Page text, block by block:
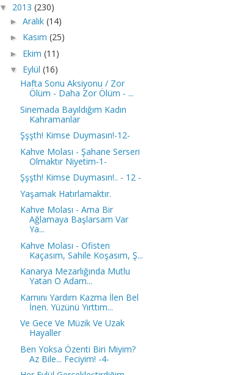
▼ 2013 (230)
► Aralık (14)
► Kasım (25)
► Ekim (11)
▼ Eylül (16)
Hafta Sonu Aksiyonu / Zor
Ölüm - Daha Zor Ölüm - ...
Sinemada Bayıldığım Kadın
Kahramanlar
Şşşth! Kimse Duymasın!-12-
Kahve Molası - Şahane Serseri
Olmaktır Niyetim-1-
Şşşth! Kimse Duymasın!.. - 12 -
Yaşamak Hatırlamaktır.
Kahve Molası - Ama Bir
Ağlamaya Başlarsam Var
Ya...
Kahve Molası - Ofisten
Kaçasım, Sahile Koşasım, Ş...
Kanarya Mezarlığında Mutlu
Yatan O Adam...
Karnını Yardım Kazma İlen Bel
İnen. Yüzünü Yırttım...
Ve Gece Ve Müzik Ve Uzak
Hayaller
Ben Yoksa Özenti Biri Miyim?
Az Bile... Feciyim! -4-